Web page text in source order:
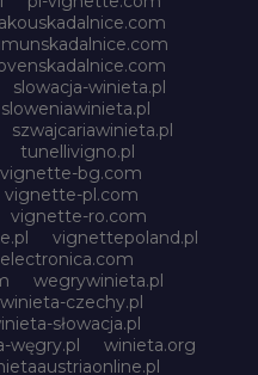
slowacja-winieta.pl
sloweniawinieta.pl
szwajcariawinieta.pl
tunellivigno.pl
vignette-bg.com
vignette-pl.com
vignette-ro.com
vignettepoland.pl
wegrywinieta.pl
winieta-czechy.pl
słowacja.pl
węgry.pl
winieta.org